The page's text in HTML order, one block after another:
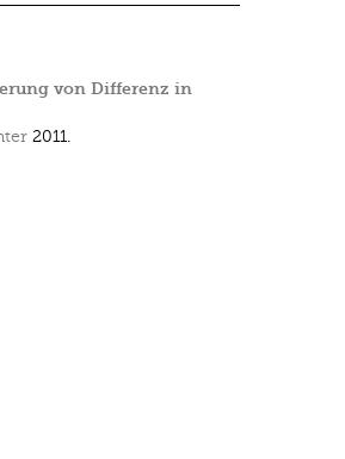
von Differenz in
2011.